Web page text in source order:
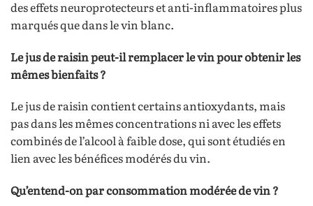
des effets neuroprotecteurs et anti-inflammatoires plus
marqués que dans le vin blanc.
Le jus de raisin peut-il remplacer le vin pour obtenir les
mêmes bienfaits ?
Le jus de raisin contient certains antioxydants, mais
pas dans les mêmes concentrations ni avec les effets
combinés de l’alcool à faible dose, qui sont étudiés en
lien avec les bénéfices modérés du vin.
Qu’entend-on par consommation modérée de vin ?